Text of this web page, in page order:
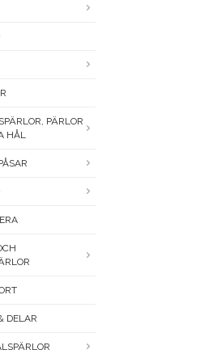
PÄRLOR
HÅL
DELAR